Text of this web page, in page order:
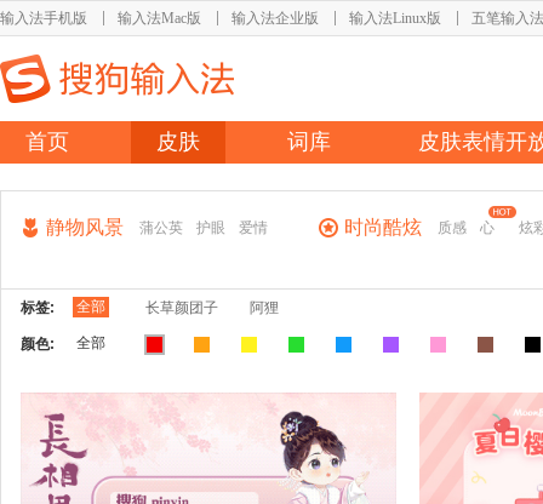
输入法手机版 输入法Mac版 输入法企业版 输入法Linux版 五笔输入法
首页 皮肤 词库 皮肤表情开
静物风景 蒲公英 护眼 爱情 时尚酷炫 质感 心 炫
标签: 全部 长草颜团子 阿狸
颜色: 全部